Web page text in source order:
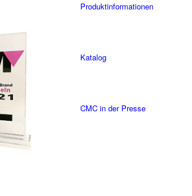
Produktinformationen
Katalog
CMC in der Presse